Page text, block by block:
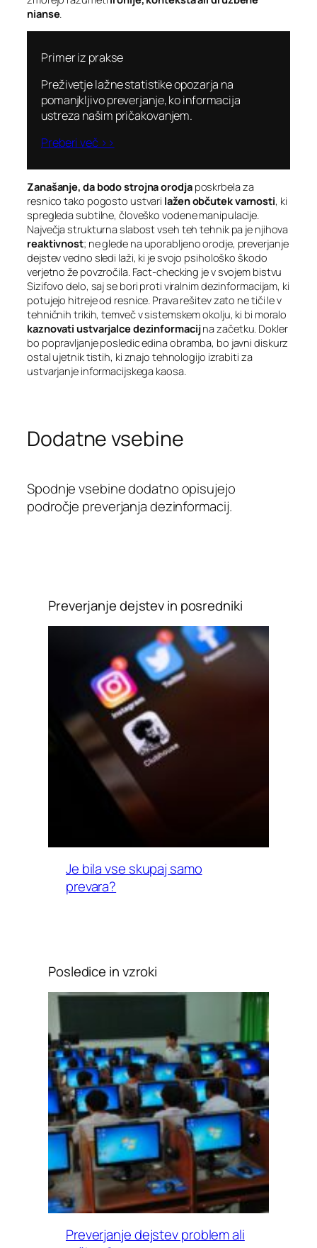
nianse.
Primer iz prakse
Preživetje lažne statistike opozarja na
pomanjkljivo preverjanje, ko informacija
ustreza našim pričakovanjem.
Preberi več >>
Zanašanje, da bodo strojna orodjaposkrbela za
resnico tako pogosto ustvari lažen občutek varnosti, ki
spregleda subtilne, človeško vodene manipulacije.
Največja strukturna slabost vseh teh tehnik pa je njihova
reaktivnost; ne glede na uporabljeno orodje, preverjanje
dejstev vedno sledi laži, ki je svojo psihološko škodo
verjetno že povzročila. Fact-checking je v svojem bistvu
Sizifovo delo, saj se bori proti viralnim dezinformacijam, ki
potujejo hitreje od resnice. Prava rešitev zato ne tiči le v
tehničnih trikih, temveč v sistemskem okolju, ki bi moralo
kaznovati ustvarjalce dezinformacijna začetku. Dokler
bo popravljanje posledic edina obramba, bo javni diskurz
ostal ujetnik tistih, ki znajo tehnologijo izrabiti za
ustvarjanje informacijskega kaosa.
Dodatne vsebine
Spodnje vsebine dodatno opisujejo
področje preverjanja dezinformacij.
Preverjanje dejstev in posredniki
Je bila vse skupaj samo
prevara?
Posledice in vzroki
Preverjanje dejstev problem ali